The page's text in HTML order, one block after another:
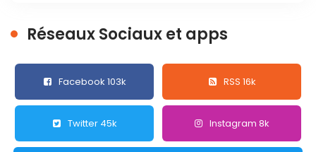
Réseaux Sociaux et apps
Facebook 103k RSS 16k
Twitter 45k Instagram 8k